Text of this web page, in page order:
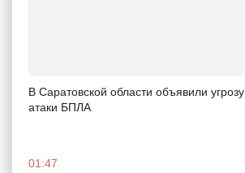
В Саратовской области объявили угрозу
атаки БПЛА
01:47